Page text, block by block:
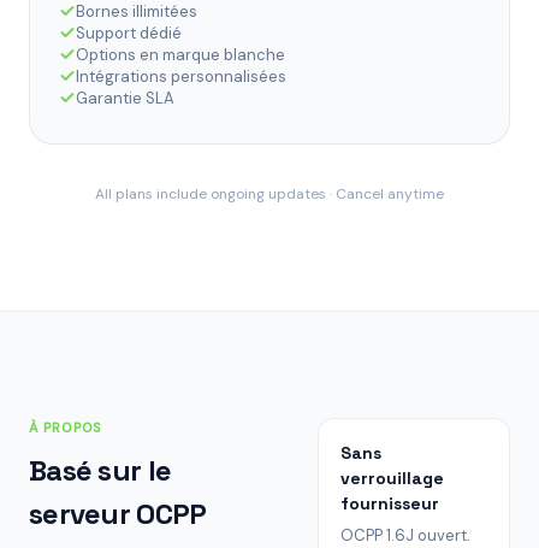
Bornes illimitées
Support dédié
Options en marque blanche
Intégrations personnalisées
Garantie SLA
All plans include ongoing updates · Cancel anytime
À PROPOS
Basé sur le
serveur OCPP
Sans
verrouillage
fournisseur
OCPP 1.6J ouvert.